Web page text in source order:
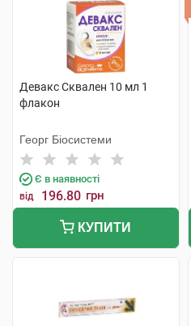
Девакс Сквален 10 мл 1
флакон
Георг Біосистеми
Є в наявності
від 196.80 грн
КУПИТИ